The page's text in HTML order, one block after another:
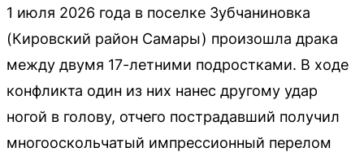
1 июля 2026 года в поселке Зубчаниновка
(Кировский район Самары) произошла драка
между двумя 17-летними подростками. В ходе
конфликта один из них нанес другому удар
ногой в голову, отчего пострадавший получил
многооскольчатый импрессионный перелом